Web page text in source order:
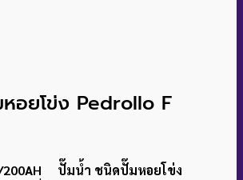
อยโข่ง Pedrollo F
200AH ปั๊มน้ำ ชนิดปั๊มหอยโข่ง